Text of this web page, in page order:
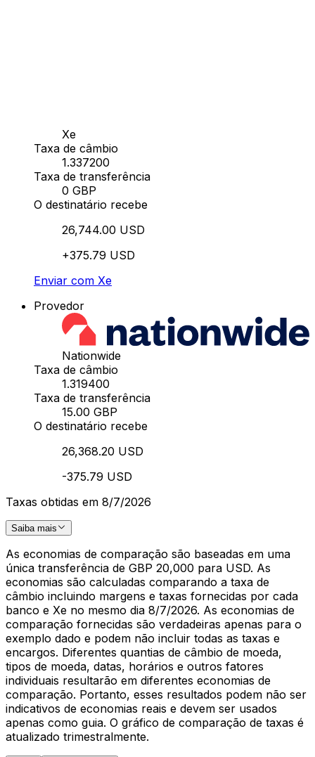
Xe
Taxa de câmbio
1.337200
Taxa de transferência
0 GBP
O destinatário recebe
26,744.00 USD
+375.79 USD
Enviar com Xe
Provedor
Nationwide
Taxa de câmbio
1.319400
Taxa de transferência
15.00 GBP
O destinatário recebe
26,368.20 USD
-375.79 USD
Taxas obtidas em 8/7/2026
Saiba mais
As economias de comparação são baseadas em uma
única transferência de GBP 20,000 para USD. As
economias são calculadas comparando a taxa de
câmbio incluindo margens e taxas fornecidas por cada
banco e Xe no mesmo dia 8/7/2026. As economias de
comparação fornecidas são verdadeiras apenas para o
exemplo dado e podem não incluir todas as taxas e
encargos. Diferentes quantias de câmbio de moeda,
tipos de moeda, datas, horários e outros fatores
individuais resultarão em diferentes economias de
comparação. Portanto, esses resultados podem não ser
indicativos de economias reais e devem ser usados
apenas como guia. O gráfico de comparação de taxas é
atualizado trimestralmente.